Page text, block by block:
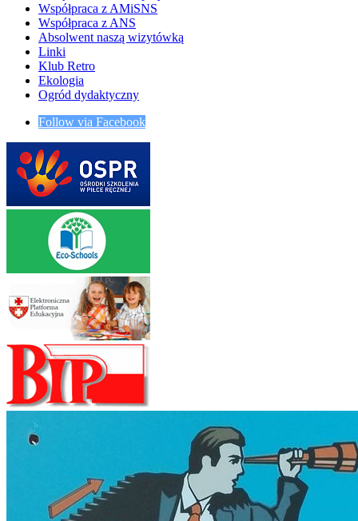
Współpraca z AMiSNS
Współpraca z ANS
Absolwent naszą wizytówką
Linki
Klub Retro
Ekologia
Ogród dydaktyczny
Follow via Facebook